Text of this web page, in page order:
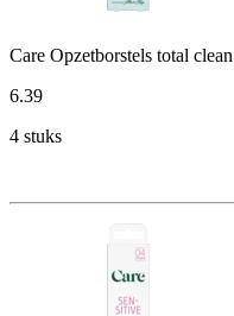
Care Opzetborstels total clean
6.39
4 stuks